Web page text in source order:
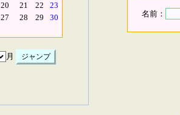
20 21 22
23
27 28 29
30
月
名前：